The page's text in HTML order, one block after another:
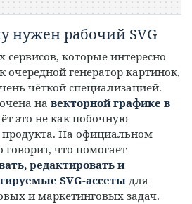
нужен рабочий SVG
сервисов, которые интересно
очередной генератор картинок,
чёткой специализацией.
на векторной графике в
это не как побочную
На официальном
что помогает
редактировать и
SVG-ассеты для
и маркетинговых задач.